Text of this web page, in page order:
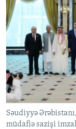
Səudiyyə
müdafiə sazişi